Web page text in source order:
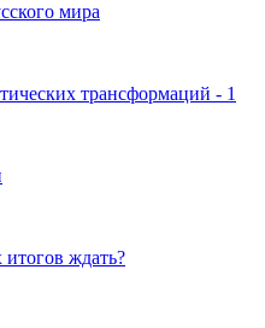
мира
трансформаций - 1
ждать?